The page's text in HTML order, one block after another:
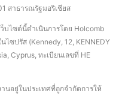
สาธารณรัฐมอริเชียส
บไซต์นี้ดำเนินการโดย Holcomb
ซปรัส (Kennedy, 12, KENNEDY
Cyprus, ทะเบียนเลขที่ HE
นอยู่ในประเทศที่ถูกจำกัดการให้